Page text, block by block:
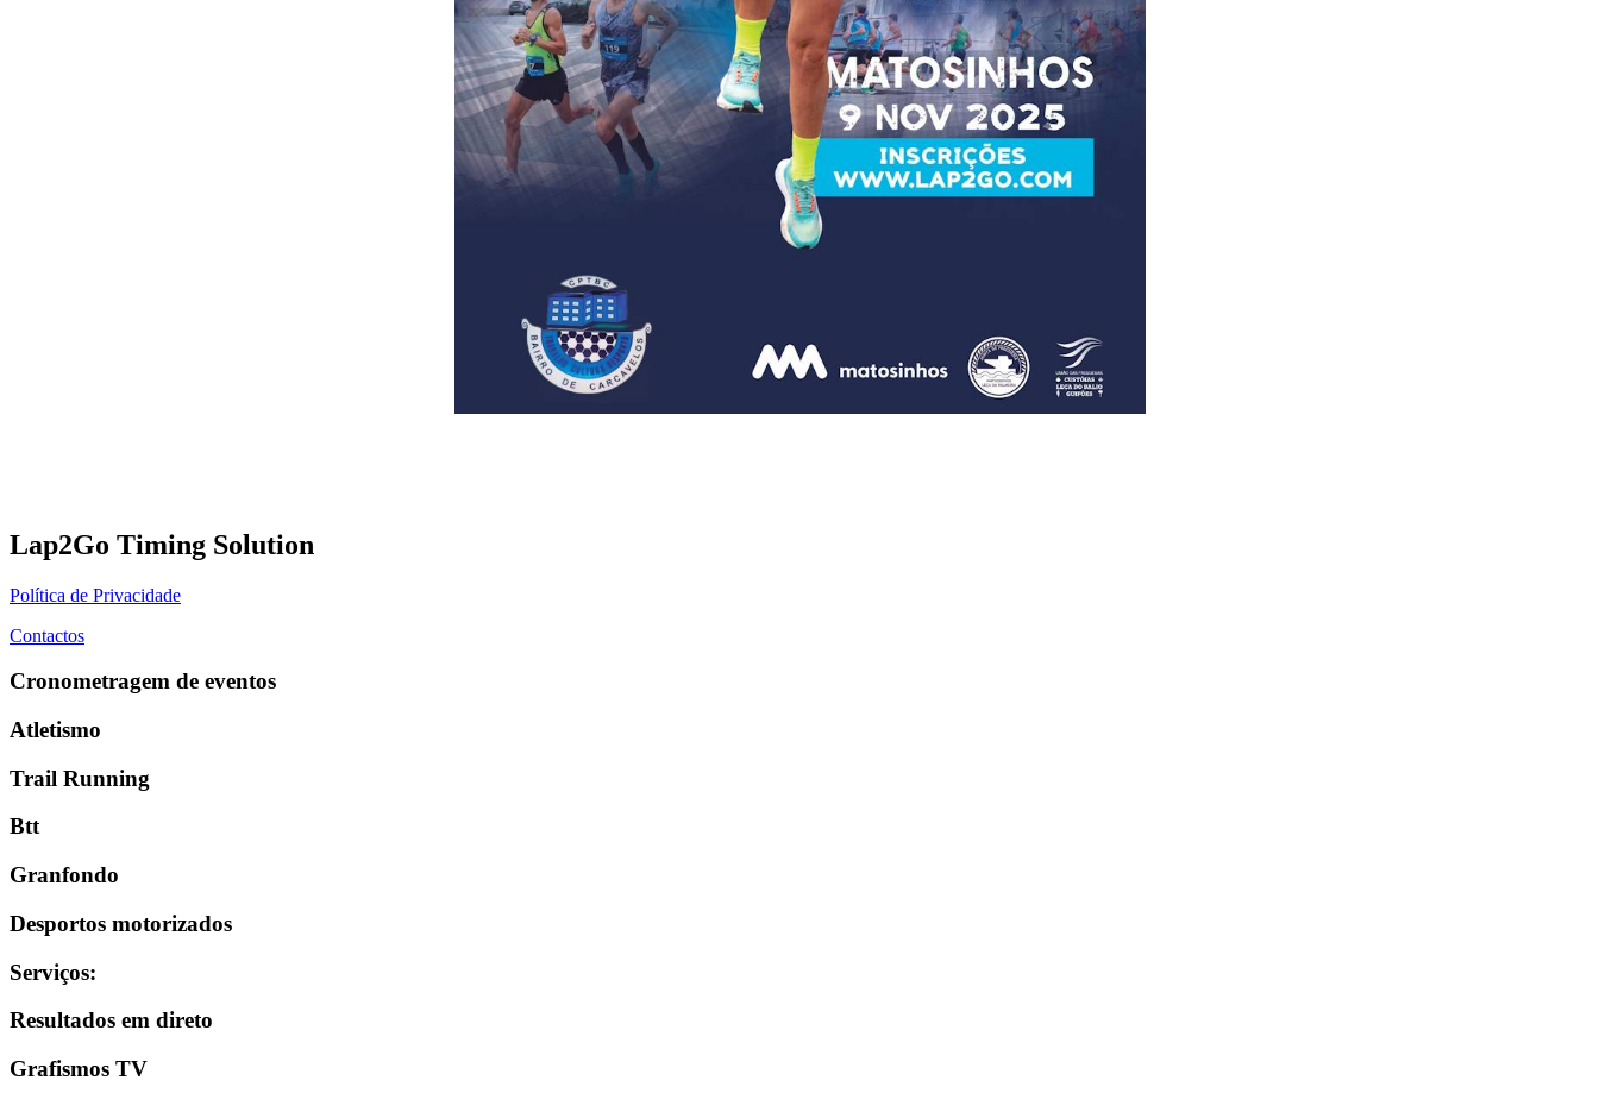
Lap2Go Timing Solution
Política de Privacidade
Contactos
Cronometragem de eventos
Atletismo
Trail Running
Btt
Granfondo
Desportos motorizados
Serviços:
Resultados em direto
Grafismos TV